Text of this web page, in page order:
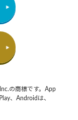
の商標です。App
、Androidは、